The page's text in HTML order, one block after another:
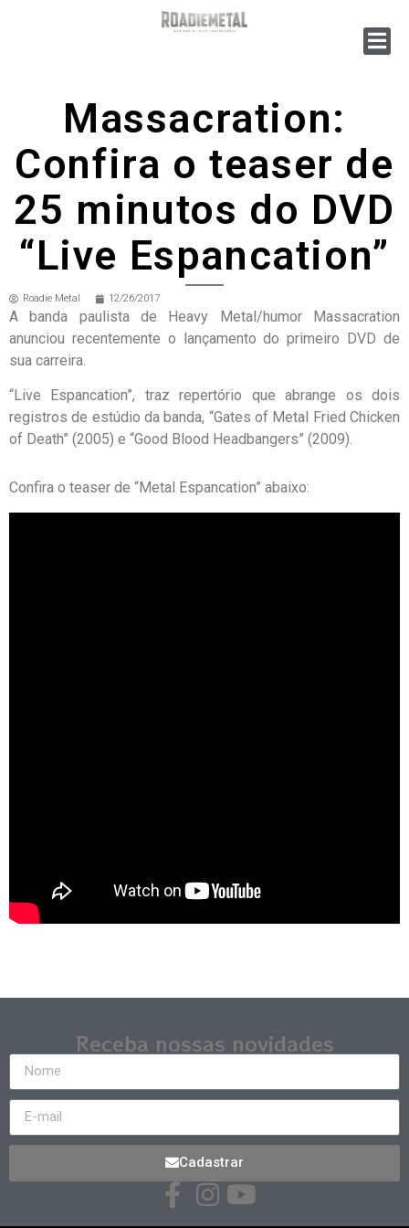
Massacration:
Confira o teaser de
25 minutos do DVD
“Live Espancation”
Roadie Metal 12/26/2017
A banda paulista de Heavy Metal/humor Massacration
anunciou recentemente o lançamento do primeiro DVD de
sua carreira.
“Live Espancation”, traz repertório que abrange os dois
registros de estúdio da banda, “Gates of Metal Fried Chicken
of Death” (2005) e “Good Blood Headbangers” (2009).
Confira o teaser de “Metal Espancation” abaixo:
Receba nossas novidades
Cadastrar